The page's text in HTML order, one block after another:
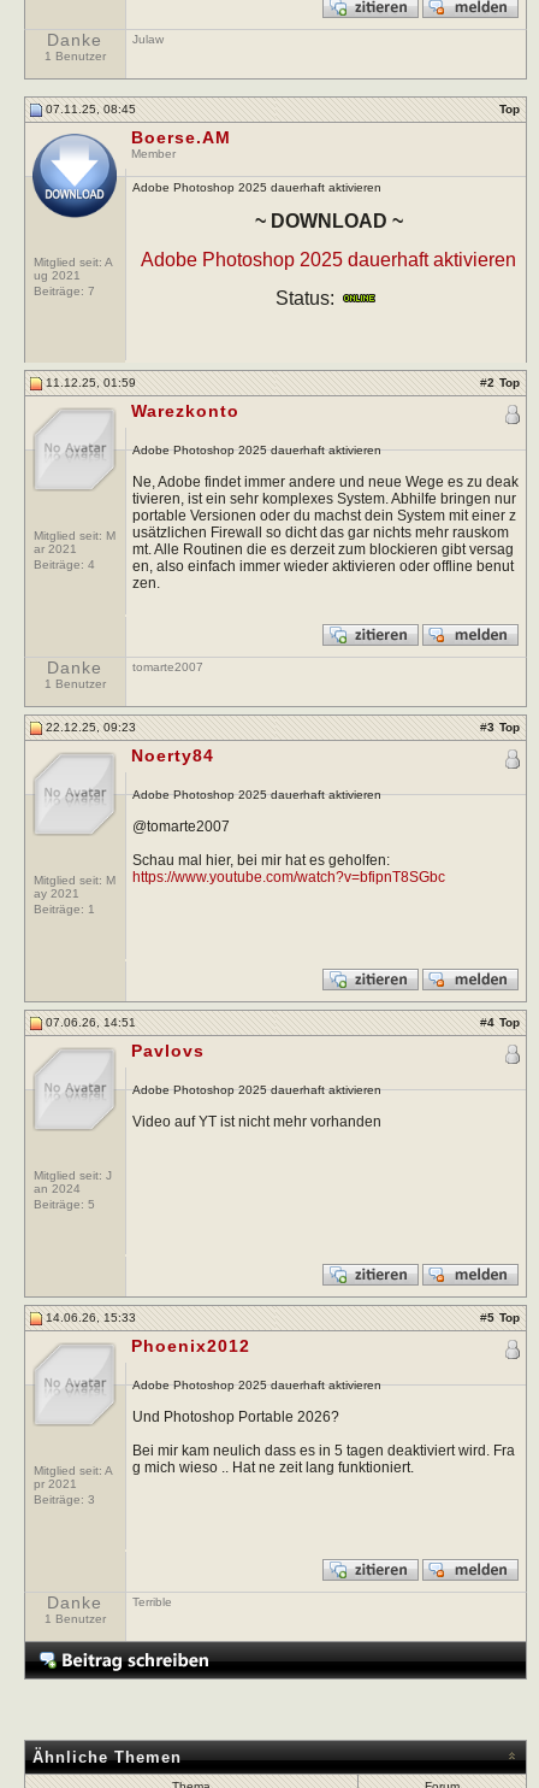
Danke
1 Benutzer
Julaw
07.11.25, 08:45 Top
Mitglied seit: A
ug 2021
Beiträge: 7
Boerse.AM
Member
Adobe Photoshop 2025 dauerhaft aktivieren
~ DOWNLOAD ~
Adobe Photoshop 2025 dauerhaft aktivieren
Status:
11.12.25, 01:59 #2 Top
Mitglied seit: M
ar 2021
Beiträge: 4
Warezkonto
Adobe Photoshop 2025 dauerhaft aktivieren
Ne, Adobe findet immer andere und neue Wege es zu deak
tivieren, ist ein sehr komplexes System. Abhilfe bringen nur
portable Versionen oder du machst dein System mit einer z
usätzlichen Firewall so dicht das gar nichts mehr rauskom
mt. Alle Routinen die es derzeit zum blockieren gibt versag
en, also einfach immer wieder aktivieren oder offline benut
zen.
Danke
1 Benutzer
tomarte2007
22.12.25, 09:23 #3 Top
Mitglied seit: M
ay 2021
Beiträge: 1
Noerty84
Adobe Photoshop 2025 dauerhaft aktivieren
@tomarte2007
Schau mal hier, bei mir hat es geholfen:
https://www.youtube.com/watch?v=bfipnT8SGbc
07.06.26, 14:51 #4 Top
Mitglied seit: J
an 2024
Beiträge: 5
Pavlovs
Adobe Photoshop 2025 dauerhaft aktivieren
Video auf YT ist nicht mehr vorhanden
14.06.26, 15:33 #5 Top
Mitglied seit: A
pr 2021
Beiträge: 3
Phoenix2012
Adobe Photoshop 2025 dauerhaft aktivieren
Und Photoshop Portable 2026?
Bei mir kam neulich dass es in 5 tagen deaktiviert wird. Fra
g mich wieso .. Hat ne zeit lang funktioniert.
Danke
1 Benutzer
Terrible
Ähnliche Themen